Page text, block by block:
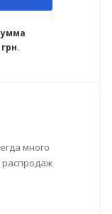
много
распродаж